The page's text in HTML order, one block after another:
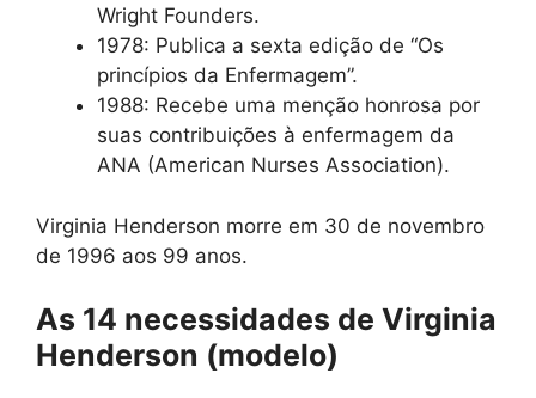
Wright Founders.
1978: Publica a sexta edição de “Os
princípios da Enfermagem”.
1988: Recebe uma menção honrosa por
suas contribuições à enfermagem da
ANA (American Nurses Association).
Virginia Henderson morre em 30 de novembro
de 1996 aos 99 anos.
As 14 necessidades de Virginia
Henderson (modelo)